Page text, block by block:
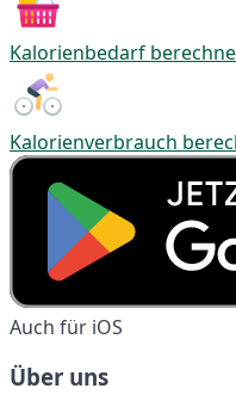
Kalorienbedarf
Kalorienverbrauch
Auch für iOS
Über uns